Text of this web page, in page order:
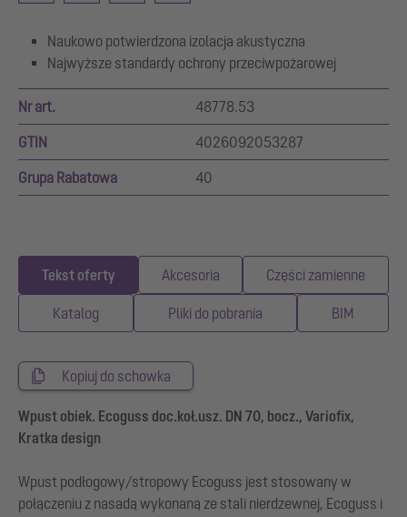
Naukowo potwierdzona izolacja akustyczna
Najwyższe standardy ochrony przeciwpożarowej
Nr art. 48778.53
GTIN 4026092053287
Grupa Rabatowa 40
Tekst oferty Akcesoria Części zamienne
Katalog Pliki do pobrania BIM
Kopiuj do schowka
Wpust obiek. Ecoguss doc.koł.usz. DN 70, bocz., Variofix,
Kratka design
Wpust podłogowy/stropowy Ecoguss jest stosowany w
połączeniu z nasadą wykonaną ze stali nierdzewnej, Ecoguss i